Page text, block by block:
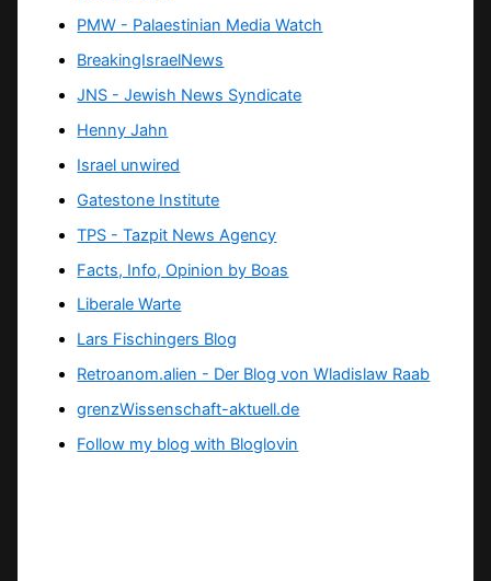
PMW - Palaestinian Media Watch
BreakingIsraelNews
JNS - Jewish News Syndicate
Henny Jahn
Israel unwired
Gatestone Institute
TPS -Tazpit News Agency
Facts, Info, Opinion by Boas
Liberale Warte
Lars Fischingers Blog
Retroanom.alien - Der Blog von Wladislaw Raab
grenzWissenschaft-aktuell.de
Follow my blog with Bloglovin